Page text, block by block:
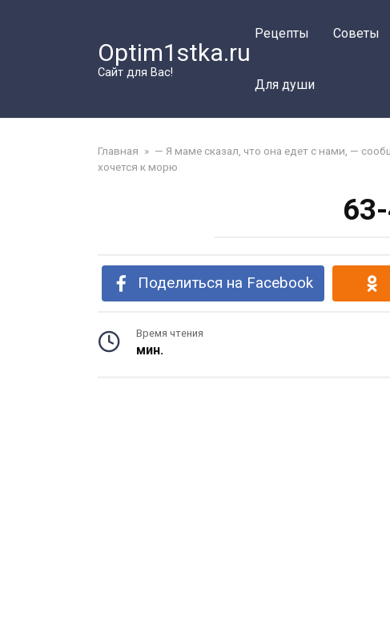
Optim1stka.ru
Сайт для Вас!
Рецепты Советы
Для души
Главная » — Я маме сказал, что она едет с нами, —
хочется к морю
Поделиться на Facebook
Время чтения
мин.